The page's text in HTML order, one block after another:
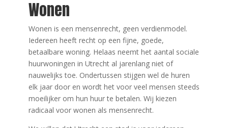
Wonen
Wonen is een mensenrecht, geen verdienmodel.
Iedereen heeft recht op een fijne, goede,
betaalbare woning. Helaas neemt het aantal sociale
huurwoningen in Utrecht al jarenlang niet of
nauwelijks toe. Ondertussen stijgen wel de huren
elk jaar door en wordt het voor veel mensen steeds
moeilijker om hun huur te betalen. Wij kiezen
radicaal voor wonen als mensenrecht.